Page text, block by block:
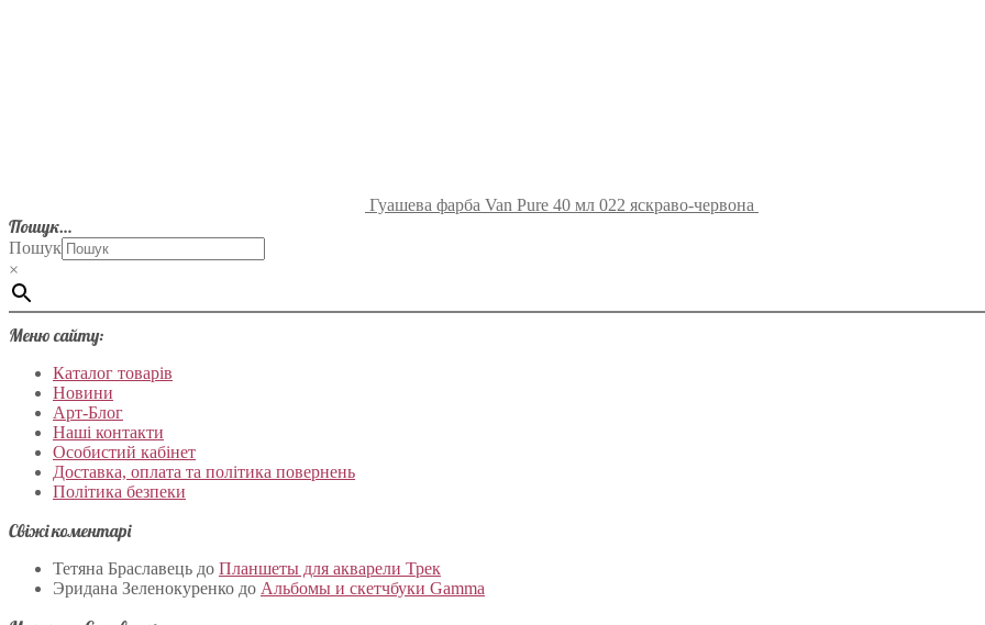
Гуашева фарба Van Pure 40 мл 022 яскраво-червона
Пошук…
Пошук
×
Меню сайту:
Каталог товарів
Новини
Арт-Блог
Наші контакти
Особистий кабінет
Доставка, оплата та політика повернень
Політика безпеки
Свіжі коментарі
Тетяна Браславець до Планшеты для акварели Трек
Эридана Зеленокуренко до Альбомы и скетчбуки Gamma